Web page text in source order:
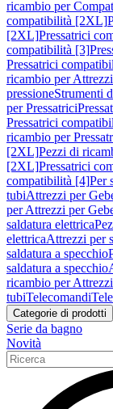
ricambio per
compatibilità [2XL]
[2XL]Pressatrici
compatibilità [3]
Pressatrici
ricambio per
pressioneStrumenti
per Pressatrici
Pressatrici
ricambio per
[2XL]Pezzi di
[2XL]Pressatrici
compatibilità [4]Per
tubiAttrezzi per
per Attrezzi per
saldatura elettrica
elettricaAttrezzi per
saldatura a specchio
saldatura a specchio
ricambio per
tubiTelecomandi
Categorie di prodotti
Serie da bagno
Novità